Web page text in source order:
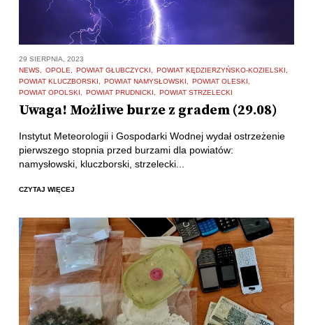
29 SIERPNIA, 2023
NEWS
OPOLE POWIAT GŁUBCZYCKI
POWIAT KĘDZIERZYŃSKO-KOZIELSKI
POWIAT KLUCZBORSKI
POWIAT NAMYSŁOWSKI
POWIAT OLESKI
POWIAT OPOLSKI
POWIAT PRUDNICKI POWIAT STRZELECKI
Uwaga! Możliwe burze z gradem (29.08)
Instytut Meteorologii i Gospodarki Wodnej wydał ostrzeżenie
pierwszego stopnia przed burzami dla powiatów:
namysłowski, kluczborski, strzelecki...
CZYTAJ WIĘCEJ